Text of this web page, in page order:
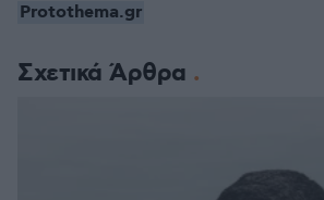
Σχετικά Άρθρα
Protothema.gr